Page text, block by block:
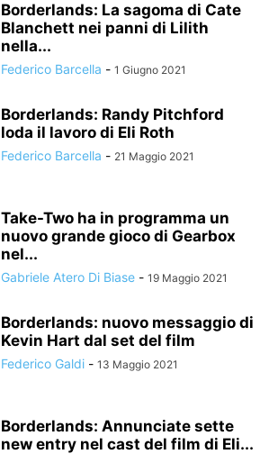
Borderlands: La sagoma di Cate
Blanchett nei panni di Lilith
nella...
Federico Barcella - 1 Giugno 2021
Borderlands: Randy Pitchford
loda il lavoro di Eli Roth
Federico Barcella - 21 Maggio 2021
Take-Two ha in programma un
nuovo grande gioco di Gearbox
nel...
Gabriele Atero Di Biase - 19 Maggio 2021
Borderlands: nuovo messaggio di
Kevin Hart dal set del film
Federico Galdi - 13 Maggio 2021
Borderlands: Annunciate sette
new entry nel cast del film di Eli...